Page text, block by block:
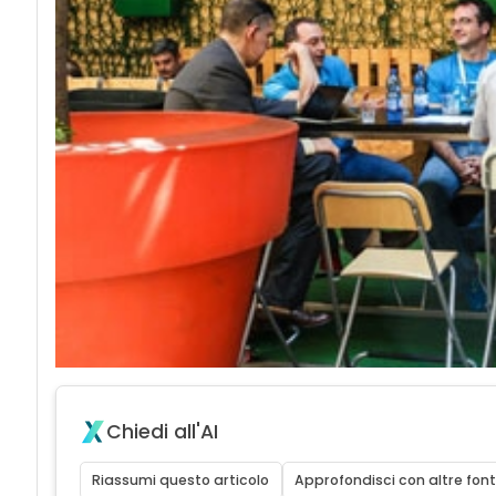
Chiedi all'AI
Riassumi questo articolo Approfondisci con altre